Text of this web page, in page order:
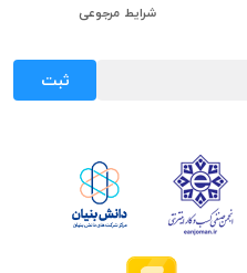
شرایط مرجوعی
ثبت